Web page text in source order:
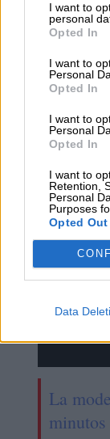
I want to
personal
Opted In
I want to
Personal
Opted In
I want to
Personal
Opted In
I want to
Retention,
Personal
Purposes
Opted Out
Data
¿QUÉ
La
minutos